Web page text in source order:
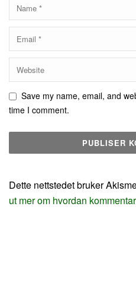
Save my name, email, and
time I comment.
Dette nettstedet bruker
ut mer om hvordan